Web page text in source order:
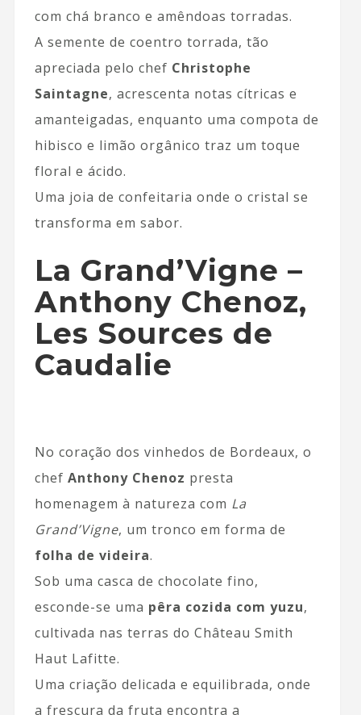
com chá branco e amêndoas torradas.
A semente de coentro torrada, tão
apreciada pelo chef Christophe
Saintagne, acrescenta notas cítricas e
amanteigadas, enquanto uma compota de
hibisco e limão orgânico traz um toque
floral e ácido.
Uma joia de confeitaria onde o cristal se
transforma em sabor.
La Grand’Vigne –
Anthony Chenoz,
Les Sources de
Caudalie
No coração dos vinhedos de Bordeaux, o
chef Anthony Chenoz presta
homenagem à natureza com La
Grand’Vigne, um tronco em forma de
folha de videira.
Sob uma casca de chocolate fino,
esconde-se uma pêra cozida com yuzu,
cultivada nas terras do Château Smith
Haut Lafitte.
Uma criação delicada e equilibrada, onde
a frescura da fruta encontra a